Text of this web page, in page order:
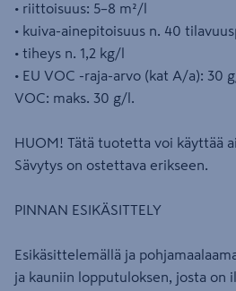
• riittoisuus: 5–8 m²/l
• kuiva-ainepitoisuus n. 40
• tiheys n. 1,2 kg/l
• EU VOC -raja-arvo (kat A/a): 30
VOC: maks. 30 g/l.
HUOM! Tätä tuotetta voi käyttää
Sävytys on ostettava erikseen.
PINNAN ESIKÄSITTELY
Esikäsittelemällä ja
ja kauniin lopputuloksen, josta on